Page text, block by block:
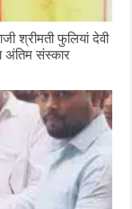
श्रीमती फुलियां देवी
संस्कार